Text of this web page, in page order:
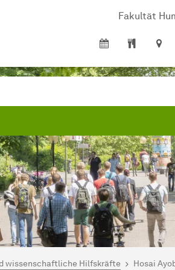
Fakultät
wissenschaftliche Hilfskräfte Hosai